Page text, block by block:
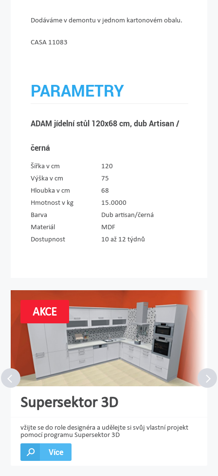
Dodáváme v demontu v jednom kartonovém obalu.
CASA 11083
PARAMETRY
ADAM jídelní stůl 120x68 cm, dub Artisan /
černá
Šířka v cm
120
Výška v cm
75
Hloubka v cm
68
Hmotnost v kg
15.0000
Barva
Dub artisan/černá
Materiál
MDF
Dostupnost
10 až 12 týdnů
AKCE
Supersektor 3D
vžijte se do role designéra a udělejte si svůj vlastní projekt
pomocí programu Supersektor 3D
Více